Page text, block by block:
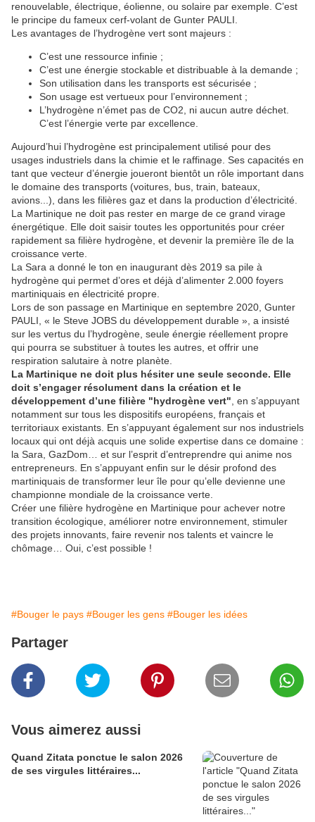
renouvelable, électrique, éolienne, ou solaire par exemple. C’est
le principe du fameux cerf-volant de Gunter PAULI.
Les avantages de l’hydrogène vert sont majeurs :
C’est une ressource infinie ;
C’est une énergie stockable et distribuable à la demande ;
Son utilisation dans les transports est sécurisée ;
Son usage est vertueux pour l’environnement ;
L’hydrogène n’émet pas de CO2, ni aucun autre déchet.
C’est l’énergie verte par excellence.
Aujourd’hui l’hydrogène est principalement utilisé pour des
usages industriels dans la chimie et le raffinage. Ses capacités en
tant que vecteur d’énergie joueront bientôt un rôle important dans
le domaine des transports (voitures, bus, train, bateaux,
avions...), dans les filières gaz et dans la production d’électricité.
La Martinique ne doit pas rester en marge de ce grand virage
énergétique. Elle doit saisir toutes les opportunités pour créer
rapidement sa filière hydrogène, et devenir la première île de la
croissance verte.
La Sara a donné le ton en inaugurant dès 2019 sa pile à
hydrogène qui permet d’ores et déjà d’alimenter 2.000 foyers
martiniquais en électricité propre.
Lors de son passage en Martinique en septembre 2020, Gunter
PAULI, « le Steve JOBS du développement durable », a insisté
sur les vertus du l’hydrogène, seule énergie réellement propre
qui pourra se substituer à toutes les autres, et offrir une
respiration salutaire à notre planète.
La Martinique ne doit plus hésiter une seule seconde. Elle
doit s’engager résolument dans la création et le
développement d’une filière "hydrogène vert" , en s’appuyant
notamment sur tous les dispositifs européens, français et
territoriaux existants. En s’appuyant également sur nos industriels
locaux qui ont déjà acquis une solide expertise dans ce domaine :
la Sara, GazDom… et sur l’esprit d’entreprendre qui anime nos
entrepreneurs. En s’appuyant enfin sur le désir profond des
martiniquais de transformer leur île pour qu’elle devienne une
championne mondiale de la croissance verte.
Créer une filière hydrogène en Martinique pour achever notre
transition écologique, améliorer notre environnement, stimuler
des projets innovants, faire revenir nos talents et vaincre le
chômage… Oui, c’est possible !
#Bouger le pays #Bouger les gens #Bouger les idées
Partager
Vous aimerez aussi
Quand Zitata ponctue le salon 2026
de ses virgules littéraires...